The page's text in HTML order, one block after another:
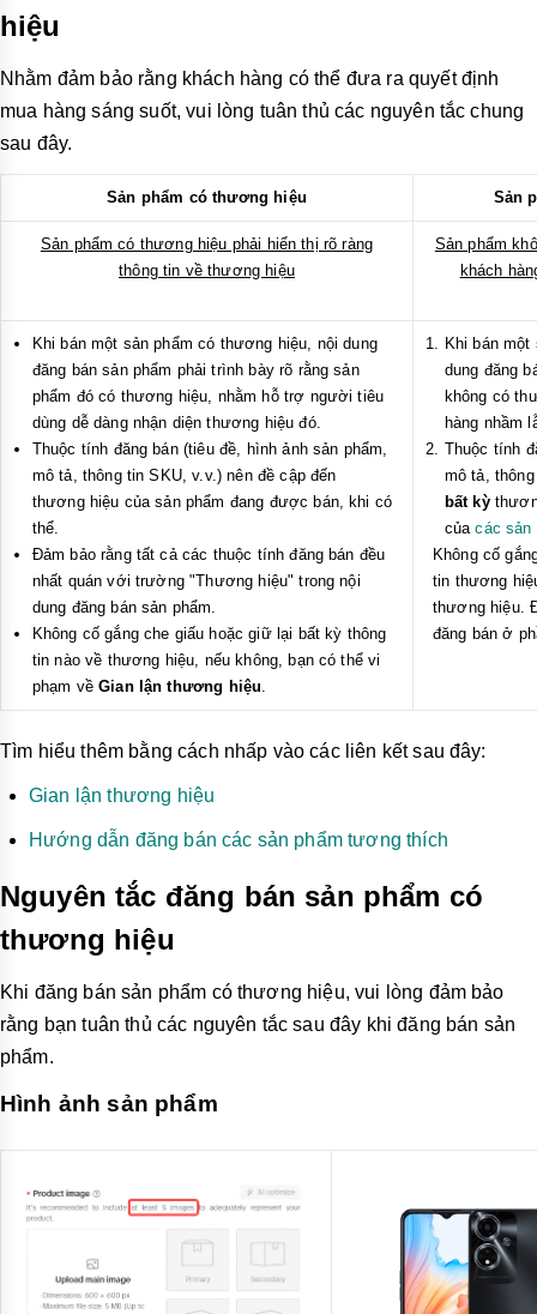
hiệu
Nhằm đảm bảo rằng khách hàng có thể đưa ra quyết định
mua hàng sáng suốt, vui lòng tuân thủ các nguyên tắc chung
sau đây.
Sản phẩm có thương hiệu Sản
Sản phẩm có thương hiệu phải hiển thị rõ ràng
thông tin về thương hiệu
Sản phẩm
khách
Khi bán một sản phẩm có thương hiệu, nội dung
đăng bán sản phẩm phải trình bày rõ rằng sản
phẩm đó có thương hiệu, nhằm hỗ trợ người tiêu
dùng dễ dàng nhận diện thương hiệu đó.
Thuộc tính đăng bán (tiêu đề, hình ảnh sản phẩm,
mô tả, thông tin SKU, v.v.) nên đề cập đến
thương hiệu của sản phẩm đang được bán, khi có
thể.
Đảm bảo rằng tất cả các thuộc tính đăng bán đều
nhất quán với trường "Thương hiệu" trong nội
dung đăng bán sản phẩm.
Không cố gắng che giấu hoặc giữ lại bất kỳ thông
tin nào về thương hiệu, nếu không, bạn có thể vi
phạm vềGian lận thương hiệu.
Khi bán
dung đăng
không có
hàng nhầm
Thuộc tính
mô tả,
bất kỳ
củacác sản
Không cố
tin thương
thương hiệu.
đăng bán ở
Tìm hiểu thêm bằng cách nhấp vào các liên kết sau đây:
Gian lận thương hiệu
Hướng dẫn đăng bán các sản phẩm tương thích
Nguyên tắc đăng bán sản phẩm có
thương hiệu
Khi đăng bán sản phẩm có thương hiệu, vui lòng đảm bảo
rằng bạn tuân thủ các nguyên tắc sau đây khi đăng bán sản
phẩm.
Hình ảnh sản phẩm